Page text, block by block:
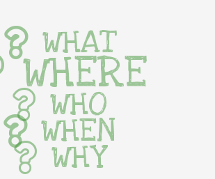
WHAT
WHERE
WHO
WHEN
WHY